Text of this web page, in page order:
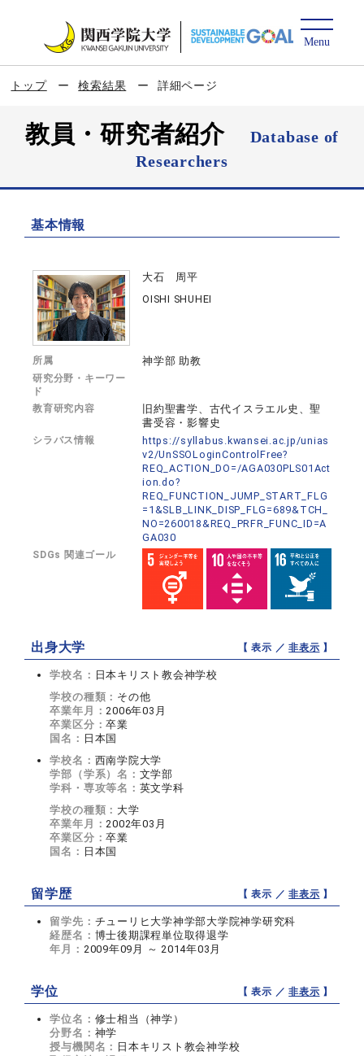
トップ 検索結果 詳細ページ
教員・研究者紹介
Database of
Researchers
基本情報
大石 周平
OISHI SHUHEI
所属 神学部 助教
研究分野・キーワー
ド
教育研究内容
旧約聖書学、古代イスラエル史、聖
書受容・影響史
シラバス情報
https://syllabus.kwansei.ac.jp/unias
v2/UnSSOLoginControlFree?
REQ_ACTION_DO=/AGA030PLS01Act
ion.do?
REQ_FUNCTION_JUMP_START_FLG
=1&SLB_LINK_DISP_FLG=689&TCH_
NO=260018&REQ_PRFR_FUNC_ID=A
GA030
SDGs 関連ゴール
出身大学 【 表示 ／非表示 】
学校名： 日本キリスト教会神学校
学校の種類： その他
卒業年月：2006年03月
卒業区分：卒業
国名： 日本国
学校名： 西南学院大学
学部（学系）名： 文学部
学科・専攻等名： 英文学科
学校の種類： 大学
卒業年月：2002年03月
卒業区分：卒業
国名： 日本国
留学歴 【 表示 ／非表示 】
留学先： チューリヒ大学神学部大学院神学研究科
経歴名： 博士後期課程単位取得退学
年月： 2009年09月 ～ 2014年03月
学位 【 表示 ／非表示 】
学位名： 修士相当（神学）
分野名： 神学
授与機関名： 日本キリスト教会神学校